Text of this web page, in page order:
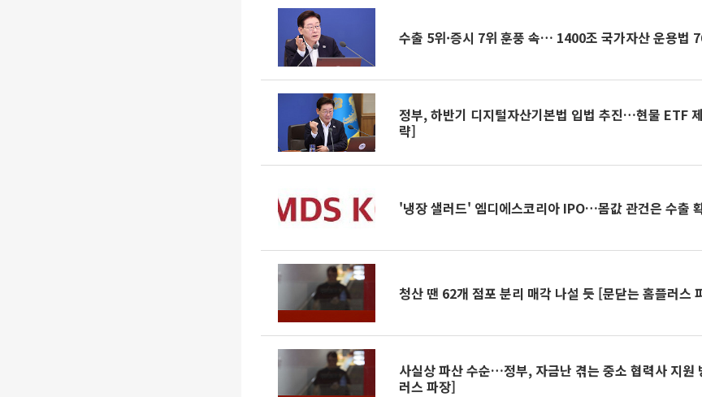
수출 5위·증시 7위 훈풍 속… 1400조 국가자산 운용법
정부, 하반기 디지털자산기본법 입법 추진…현물 ETF
략]
'냉장 샐러드' 엠디에스코리아 IPO…몸값 관건은 수출
청산 땐 62개 점포 분리 매각 나설 듯 [문닫는 홈플러스
사실상 파산 수순…정부, 자금난 겪는 중소 협력사 지원
러스 파장]